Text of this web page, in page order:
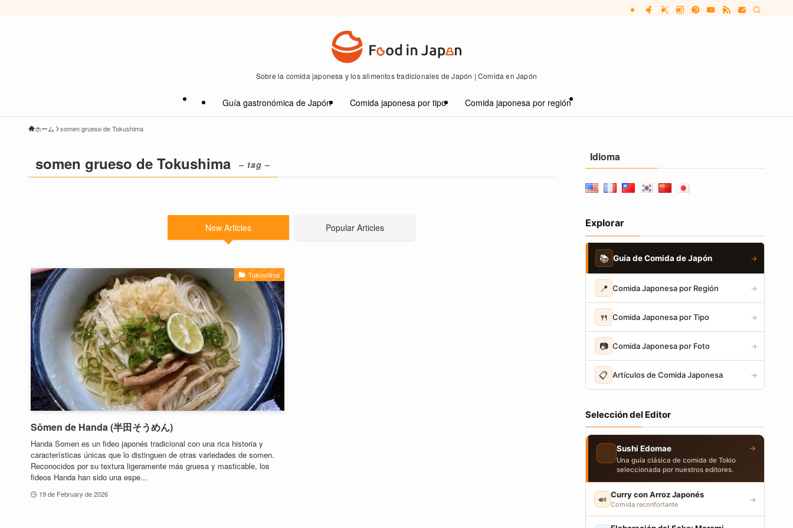
Sobre la comida japonesa y los alimentos tradicionales de Japón | Comida en Japón
Guía gastronómica de Japón Comida japonesa por tipo Comida japonesa por región
ホーム somen grueso de Tokushima
somen grueso de Tokushima – tag –
New Articles Popular Articles
Tokushima
Sōmen de Handa (半田そうめん)
Handa Somen es un fideo japonés tradicional con una rica historia y
características únicas que lo distinguen de otras variedades de somen.
Reconocidos por su textura ligeramente más gruesa y masticable, los
fideos Handa han sido una espe...
19 de February de 2026
Idioma
Explorar
📚 Guía de Comida de Japón →
📍 Comida Japonesa por Región →
🍴 Comida Japonesa por Tipo →
📷 Comida Japonesa por Foto →
📋 Artículos de Comida Japonesa →
Selección del Editor
🍣 Sushi Edomae
Una guía clásica de comida de Tokio
seleccionada por nuestros editores.
→
🍛 Curry con Arroz Japonés
Comida reconfortante
→